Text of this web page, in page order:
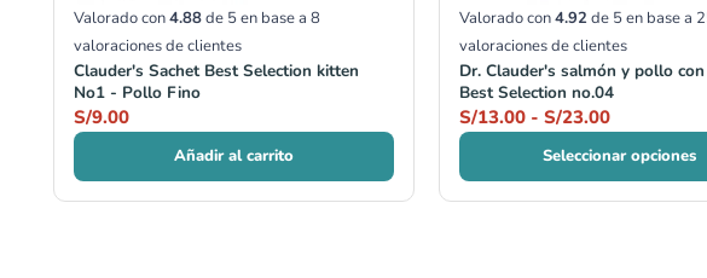
Valorado con4.88de 5 en base a 8
valoraciones de clientes
Clauder's Sachet Best Selection kitten
No1 - Pollo Fino
S/9.00
Añadir al carrito
Valorado con4.92de 5 en base a
valoraciones de clientes
Dr. Clauder's salmón y pollo
Best Selection no.04
S/13.00 - S/23.00
Seleccionar opciones